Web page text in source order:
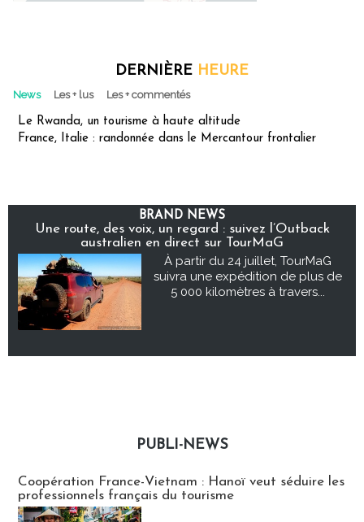
DERNIÈRE HEURE
News Les + lus Les + commentés
Le Rwanda, un tourisme à haute altitude
France, Italie : randonnée dans le Mercantour frontalier
BRAND NEWS
Une route, des voix, un regard : suivez l’Outback
australien en direct sur TourMaG
À partir du 24 juillet, TourMaG
suivra une expédition de plus de
5 000 kilomètres à travers...
PUBLI-NEWS
Coopération France-Vietnam : Hanoï veut séduire les
professionnels français du tourisme